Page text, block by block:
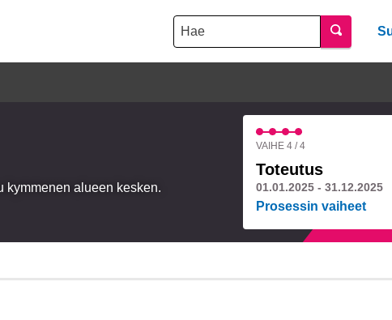
Hae
kymmenen alueen kesken.
VAIHE 4 / 4
Toteutus
01.01.2025 - 31.12.2025
Prosessin vaiheet